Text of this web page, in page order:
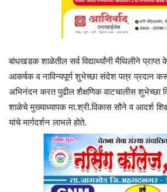
बांधखडक शाळेतील सर्व विद्यार्थ्यांनी मैथिलीने
आकर्षक व नाविन्यपूर्ण शुभेच्छा संदेश पत्र प्रदान
अभिनंदन करत पुढील शैक्षणिक वाटचालीस शुभेच्छा
शाळेचे मुख्याध्यापक मा.श्री.विकास सौने व आदर्श
यांचे मार्गदर्शन लाभले होते.